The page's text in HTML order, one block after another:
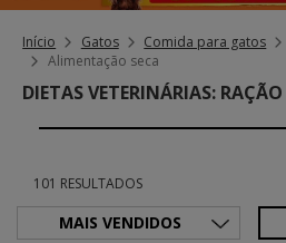
Início Gatos Comida para gatos
Alimentação seca
DIETAS VETERINÁRIAS:
101 RESULTADOS